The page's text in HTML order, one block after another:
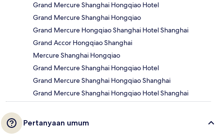
Grand Mercure Shanghai Hongqiao Hotel
Grand Mercure Shanghai Hongqiao
Grand Mercure Hongqiao Shanghai Hotel Shanghai
Grand Accor Hongqiao Shanghai
Mercure Shanghai Hongqiao
Grand Mercure Shanghai Hongqiao Hotel
Grand Mercure Shanghai Hongqiao Shanghai
Grand Mercure Shanghai Hongqiao Hotel Shanghai
Pertanyaan umum